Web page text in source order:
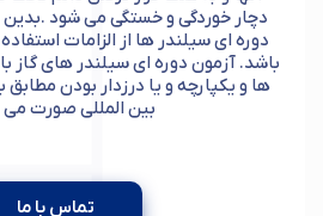
دچار خوردگی و خستگی می شود .بدین
دوره ای سیلندر ها از الزامات
باشد. آزمون دوره ای سیلندر های گاز
ها و یکپارچه و یا درزدار بودن مطابق
بین المللی صورت می
تماس با ما